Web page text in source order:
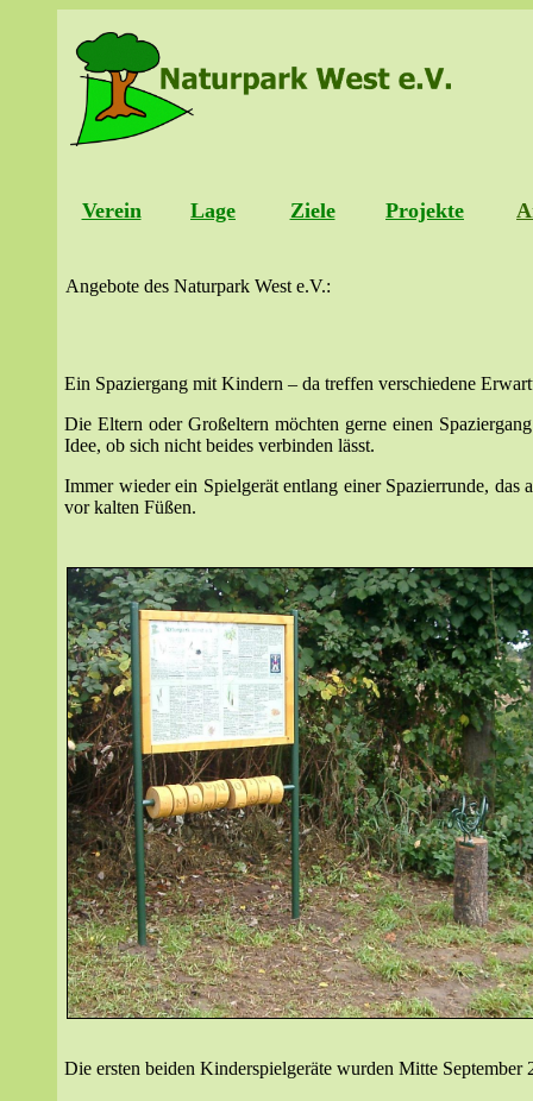
Verein Lage Ziele Projekte
Angebote des Naturpark West e.V.:
Ein Spaziergang mit Kindern – da treffen verschiedene
Die Eltern oder Großeltern möchten gerne einen
Idee, ob sich nicht beides verbinden lässt.
Immer wieder ein Spielgerät entlang einer Spazierrunde,
vor kalten Füßen.
Die ersten beiden Kinderspielgeräte wurden Mitte September